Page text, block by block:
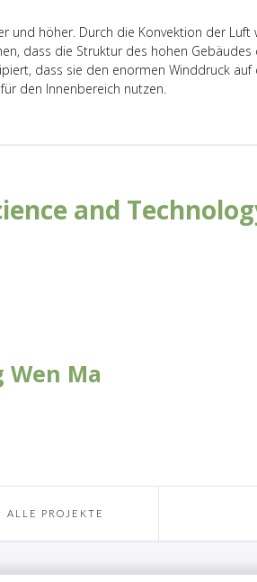
höher. Durch die Konvektion der
dass die Struktur des hohen
dass sie den enormen Winddruck
den Innenbereich nutzen.
and
Wen Ma
ALLE PROJEKTE